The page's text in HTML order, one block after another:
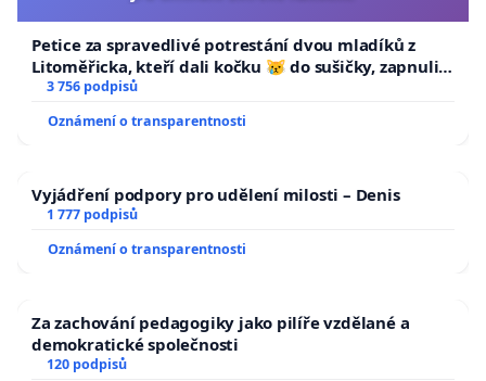
Petice za spravedlivé potrestání dvou mladíků z
Litoměřicka, kteří dali kočku 😿 do sušičky, zapnuli ji
a umírání zvířete natočili.
3 756 podpisů
Oznámení o transparentnosti
Vyjádření podpory pro udělení milosti – Denis
1 777 podpisů
Oznámení o transparentnosti
Za zachování pedagogiky jako pilíře vzdělané a
demokratické společnosti
120 podpisů